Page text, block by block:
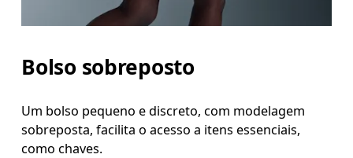
Bolso sobreposto
Um bolso pequeno e discreto, com modelagem
sobreposta, facilita o acesso a itens essenciais,
como chaves.